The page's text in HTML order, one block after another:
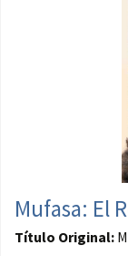
Mufasa: El
Título Original: